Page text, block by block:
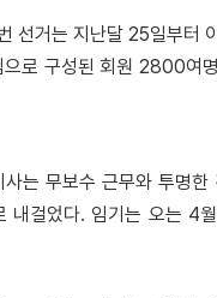
선거는 지난달 25일부터
으로 구성된 회원 2800여
는 무보수 근무와 투명한
내걸었다. 임기는 오는 4